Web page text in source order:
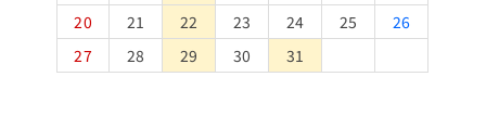
20
21 22 23 24 25
26
27
28 29 30 31